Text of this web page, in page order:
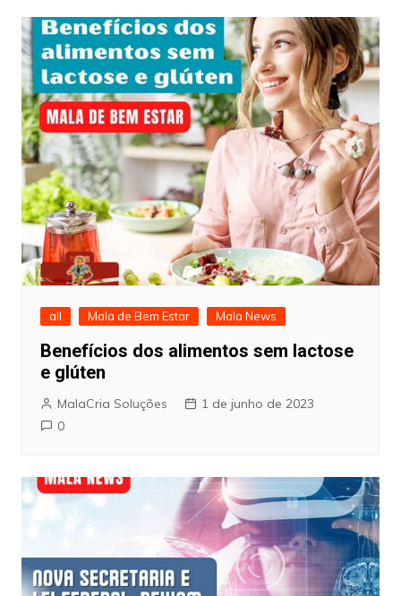
all Mala de Bem Estar Mala News
Benefícios dos alimentos sem lactose
e glúten
MalaCria Soluções
1 de junho de 2023
0